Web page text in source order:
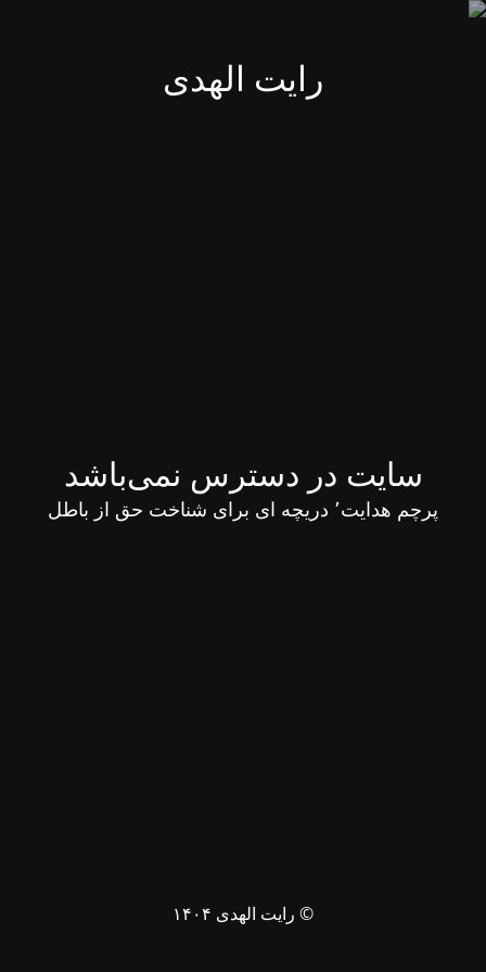
رایت الهدی
سایت در دسترس نمی‌باشد
پرچم هدایت٬ دریچه ای برای شناخت حق از باطل
© رایت الهدی ۱۴۰۴